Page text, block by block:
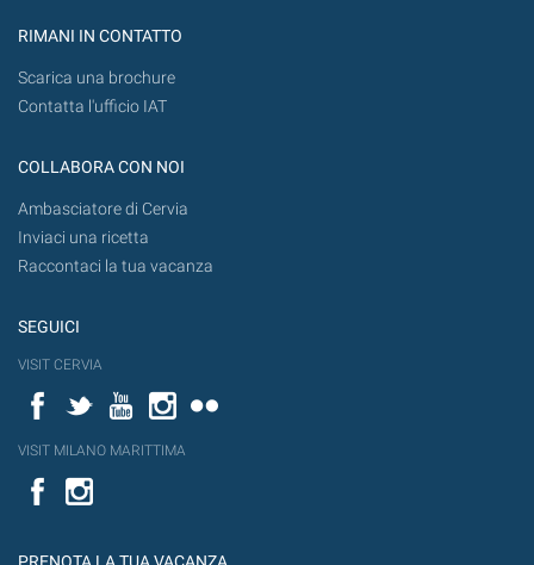
RIMANI IN CONTATTO
Scarica una brochure
Contatta l'ufficio IAT
COLLABORA CON NOI
Ambasciatore di Cervia
Inviaci una ricetta
Raccontaci la tua vacanza
SEGUICI
VISIT CERVIA
FacebookTwitterYouTubeInstagram
VISIT MILANO MARITTIMA
Facebook